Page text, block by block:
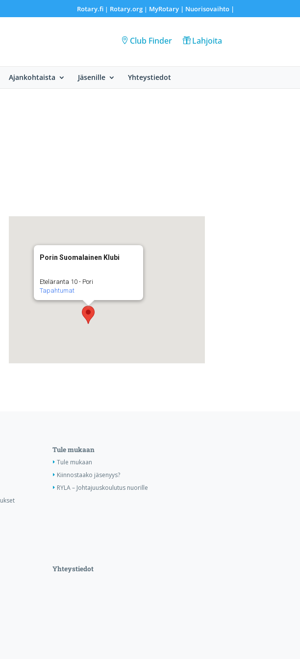
Rotary.fi| Rotary.org| MyRotary | Nuorisovaihto|
Club Finder Lahjoita
Ajankohtaista Jäsenille Yhteystiedot
Porin Suomalainen Klubi
Eteläranta 10 - Pori
Tapahtumat
Tule mukaan
Tule mukaan
Kiinnostaako jäsenyys?
RYLA – Johtajuuskoulutus nuorille
Yhteystiedot